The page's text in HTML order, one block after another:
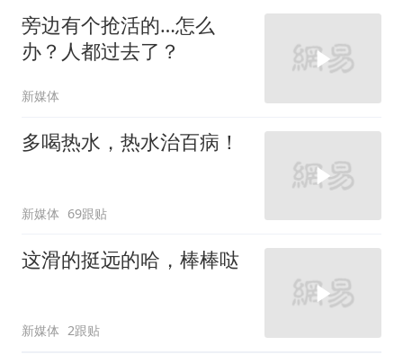
旁边有个抢活的…怎么
办？人都过去了？
新媒体
多喝热水，热水治百病！
新媒体 69跟贴
这滑的挺远的哈，棒棒哒
新媒体 2跟贴